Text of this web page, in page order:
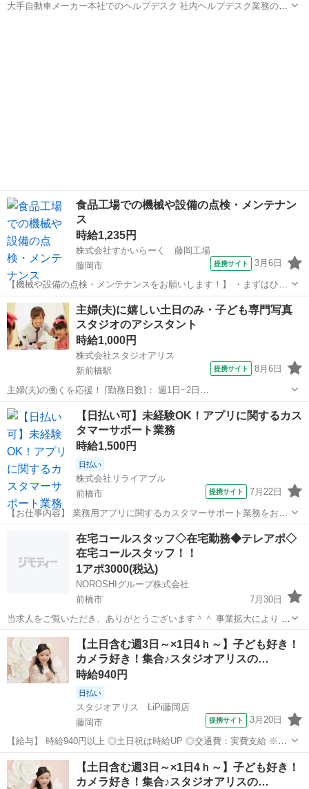
大手自動車メーカー本社でのヘルプデスク 社内ヘルプデスク業務の現
食品工場での機械や設備の点検・メンテナン
ス
時給1,235円
株式会社すかいらーく 藤岡工場
藤岡市
提携サイト 3月6日
【機械や設備の点検・メンテナンスをお願いします！】 ・まずはひと
つひとつの作業を丁寧にお教えしまので、 みなさん安心して始められ
ます！ ・点検チェックリストやマニュアルも完備！ ・慣れてきたら得
意分野からお任せします。 ・実...
群馬 藤岡市 その他
主婦(夫)に嬉しい土日のみ・子ども専門写真
スタジオのアシスタント
時給1,000円
株式会社スタジオアリス
新前橋駅
提携サイト 8月6日
主婦(夫)の働くを応援！ [勤務日数]： 週1日~2日
09:00~14:00/10:00~15:00/11:00~15:00/13:00~17:00/15:00~19:00 土/日
などから選べます [勤務地・最寄駅]...
群馬 新前橋駅 その他
【日払い可】未経験OK！アプリに関するカス
タマーサポート業務
時給1,500円
日払い
株式会社リライアブル
前橋市
提携サイト 7月22日
【お仕事内容】 業務用アプリに関するカスタマーサポート業務をお任
せします！ マニュアル完備の為未経験からでも安心してスタートでき
合わせ対応 ・エラーや不具合...
その他
在宅コールスタッフ◇在宅勤務◆テレアポ◇
在宅コールスタッフ！！
1アポ3000(税込)
NOROSHIグループ株式会社
前橋市
7月30日
当求人をご覧いただき、ありがとうございます＾＾ 事業拡大により 在
宅勤務のコールセンタースタッフ（テレアポ）を募集しています！ 各
種ボーナスもご用意しております♪ ◇不用品の買取のアポイントを取
得する...
群馬 前橋市 その他 スタッフ
【土日含む週3日～×1日4ｈ～】子ども好き！
カメラ好き！集合♪スタジオアリスの…
時給940円
日払い
スタジオアリス LiPi藤岡店
藤岡市
提携サイト 3月20日
【給与】 時給940円以上 ◎土日祝は時給UP ◎交通費：実費支給 ※月
額15,000円まで 準社員制度、社内資格取得による昇給あり！ 社内資格
を有すると時給100円以上アップも可能です。 【前給制度あり】 働い
た分のお...
群馬 藤岡市 その他
【土日含む週3日～×1日4ｈ～】子ども好き！
カメラ好き！集合♪スタジオアリスの…